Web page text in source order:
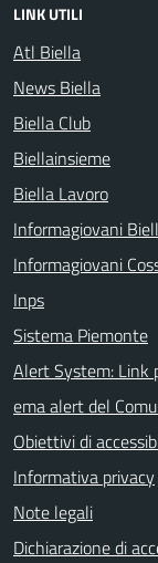
LINK UTILI
Atl Biella
News Biella
Biella Club
Biellainsieme
Biella Lavoro
Informagiovani
Informagiovani
Inps
Sistema Piemonte
Alert System: Link
ema alert del
Obiettivi di
Informativa privacy
Note legali
Dichiarazione di